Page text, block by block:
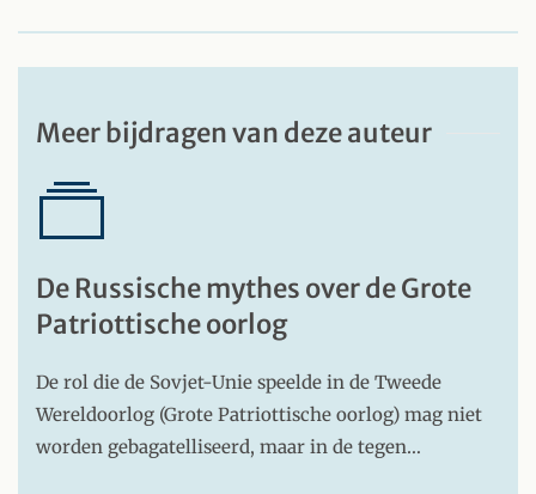
Meer bijdragen van deze auteur
De Russische mythes over de Grote
Patriottische oorlog
De rol die de Sovjet-Unie speelde in de Tweede
Wereldoorlog (Grote Patriottische oorlog) mag niet
worden gebagatelliseerd, maar in de tegen…